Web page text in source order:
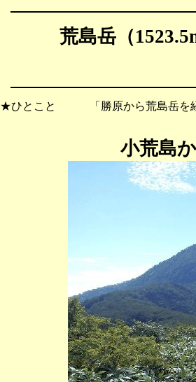
荒島岳（
★ひとこと 「勝原から荒島岳を経
小荒島